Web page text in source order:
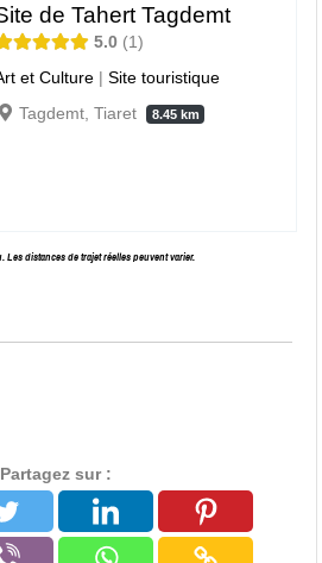
de Tahert Tagdemt
5.0
1
et Culture |Site touristique
Tagdemt, Tiaret
8.45 km
Les distances de trajet réelles peuvent varier.
Partagez sur :